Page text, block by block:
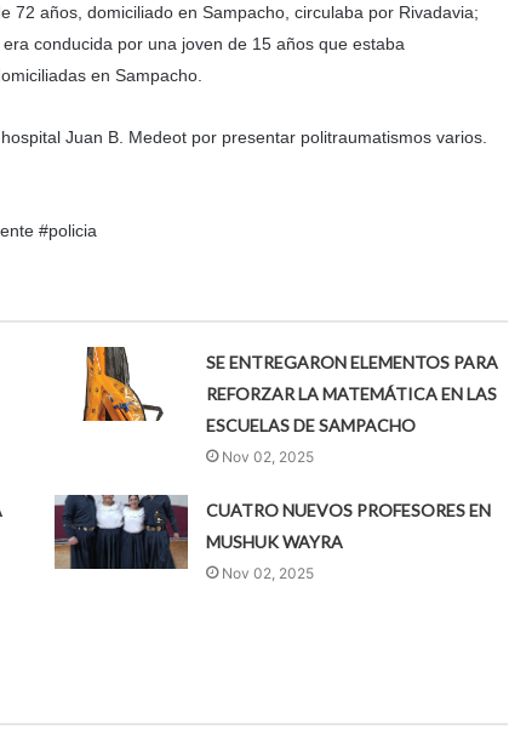
años, domiciliado en Sampacho, circulaba por Rivadavia;
conducida por una joven de 15 años que estaba
en Sampacho.
Juan B. Medeot por presentar politraumatismos varios.
#policia
SE ENTREGARON ELEMENTOS PARA
REFORZAR LA MATEMÁTICA EN LAS
ESCUELAS DE SAMPACHO
Nov 02, 2025
CUATRO NUEVOS PROFESORES EN
MUSHUK WAYRA
Nov 02, 2025